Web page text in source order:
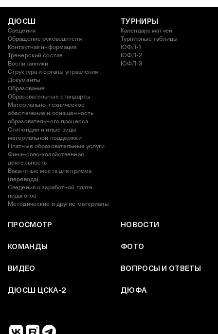
ДЮСШ
Сведения
Обращение руководителя
Контактная информация
Тренерский состав
Воспитанники
Структура и органы управления
Документы
Образование
Образовательные стандарты
Материально-техническое
обеспечение и оснащенность
образовательного процесса
Стипендии и иные виды
материальной поддержки
Платные образовательные услуги
Финансово-хозяйственная
деятельность
Вакантные места для приёма
(перевода)
Сведения о заработной плате
педагогов
Методические и другие материалы
ТУРНИРЫ
Календарь матчей
Турнирные таблицы
ЮФЛ-1
ЮФЛ-2
ЮФЛ-3
ПРОСМОТР НОВОСТИ
КОМАНДЫ ФОТО
ВИДЕО ВОПРОСЫ И ОТВЕТЫ
ДЮСШ ЦСКА-2 ДЮФА